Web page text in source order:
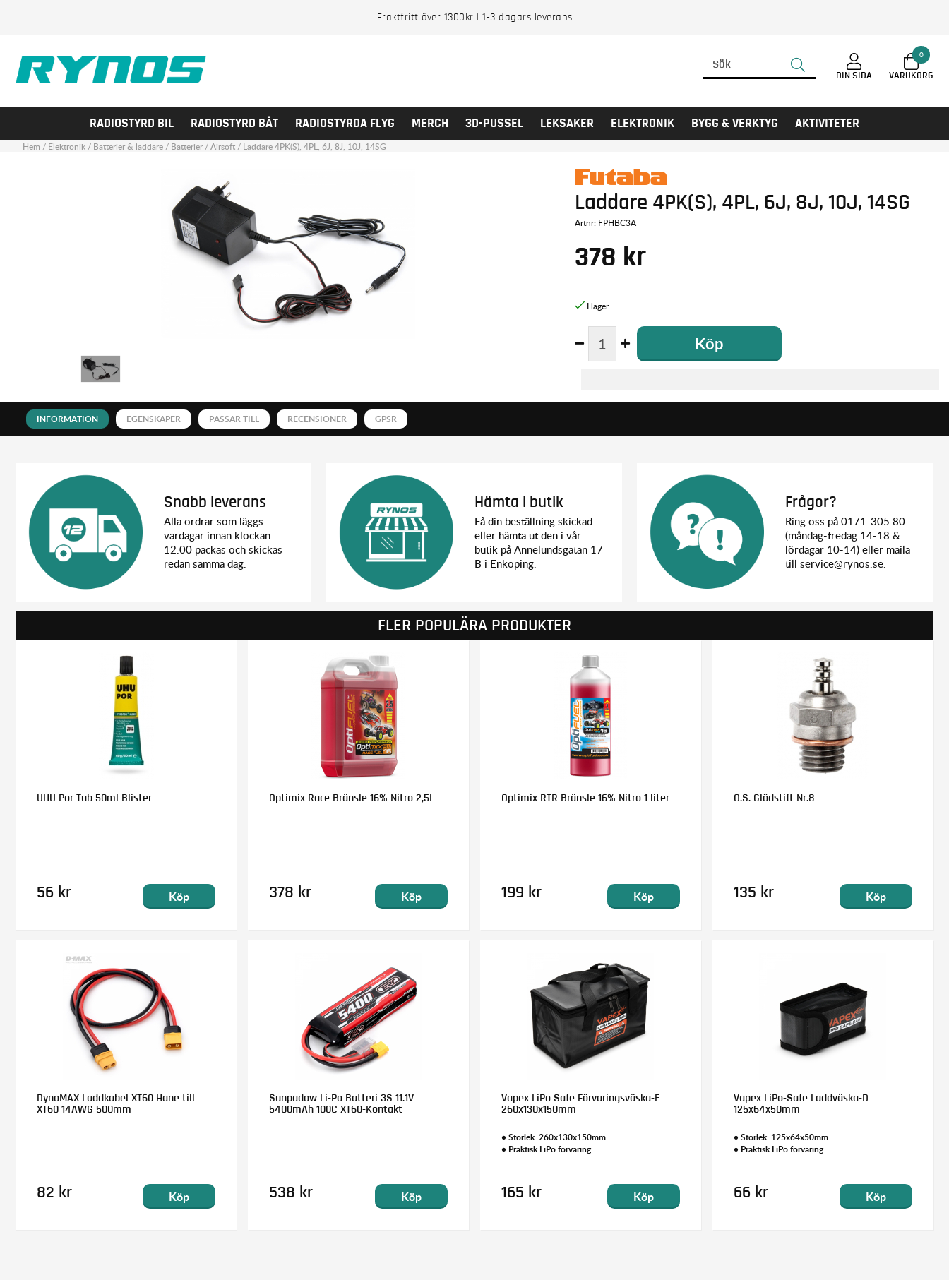
Fraktfritt över 1300kr | 1-3 dagars leverans
0
DIN SIDA
RADIOSTYRD BIL RADIOSTYRD BÅT RADIOSTYRDA FLYG MERCH 3D-PUSSEL LEKSAKER ELEKTRONIK BYGG & VERKTYG AKTIVITETER
Hem / Elektronik/ Batterier & laddare/ Batterier/Airsoft/ Laddare 4PK(S), 4PL, 6J, 8J, 10J, 14SG
Laddare 4PK(S), 4PL, 6J, 8J, 10J, 14SG
Artnr: FPHBC3A
378 kr
Köp
INFORMATION EGENSKAPER PASSAR TILL RECENSIONER GPSR
Snabb leverans
Alla ordrar som läggs
vardagar innan klockan
12.00 packas och skickas
redan samma dag.
Hämta i butik
Få din beställning skickad
eller hämta ut den i vår
butik på Annelundsgatan 17
B i Enköping.
Frågor?
Ring oss på 0171-305 80
(måndag-fredag 14-18 &
lördagar 10-14) eller maila
till service@rynos.se.
FLER POPULÄRA PRODUKTER
UHU Por Tub 50ml Blister
56 kr Köp
Optimix Race Bränsle 16% Nitro 2,5L
378 kr Köp
Optimix RTR Bränsle 16% Nitro 1 liter
199 kr Köp
O.S. Glödstift Nr.8
135 kr Köp
DynoMAX Laddkabel XT60 Hane till
XT60 14AWG 500mm
82 kr Köp
Sunpadow Li-Po Batteri 3S 11.1V
5400mAh 100C XT60-Kontakt
538 kr Köp
Vapex LiPo Safe Förvaringsväska-E
260x130x150mm
• Storlek: 260x130x150mm
• Praktisk LiPo förvaring
165 kr Köp
Vapex LiPo-Safe Laddväska-D
125x64x50mm
• Storlek: 125x64x50mm
• Praktisk LiPo förvaring
66 kr Köp